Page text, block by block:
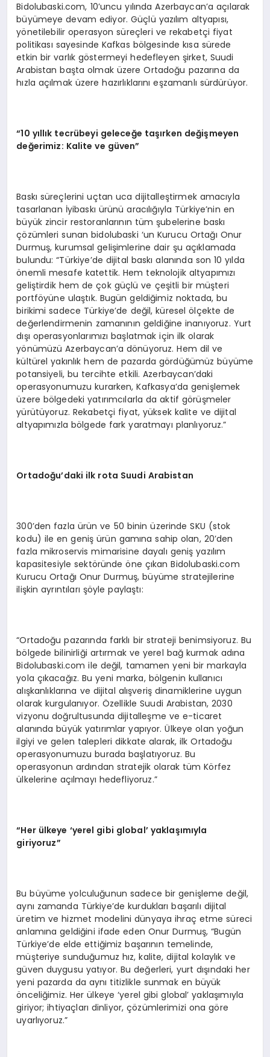
Bidolubaski.com, 10’uncu yılında Azerbaycan’a açılarak
büyümeye devam ediyor. Güçlü yazılım altyapısı,
yönetilebilir operasyon süreçleri ve rekabetçi fiyat
politikası sayesinde Kafkas bölgesinde kısa sürede
etkin bir varlık göstermeyi hedefleyen şirket, Suudi
Arabistan başta olmak üzere Ortadoğu pazarına da
hızla açılmak üzere hazırlıklarını eşzamanlı sürdürüyor.
“10 yıllık tecrübeyi geleceğe taşırken değişmeyen
değerimiz: Kalite ve güven”
Baskı süreçlerini uçtan uca dijitalleştirmek amacıyla
tasarlanan İyibaskı ürünü aracılığıyla Türkiye’nin en
büyük zincir restoranlarının tüm şubelerine baskı
çözümleri sunan bidolubaski ‘un Kurucu Ortağı Onur
Durmuş, kurumsal gelişimlerine dair şu açıklamada
bulundu: “Türkiye’de dijital baskı alanında son 10 yılda
önemli mesafe katettik. Hem teknolojik altyapımızı
geliştirdik hem de çok güçlü ve çeşitli bir müşteri
portföyüne ulaştık. Bugün geldiğimiz noktada, bu
birikimi sadece Türkiye’de değil, küresel ölçekte de
değerlendirmenin zamanının geldiğine inanıyoruz. Yurt
dışı operasyonlarımızı başlatmak için ilk olarak
yönümüzü Azerbaycan’a dönüyoruz. Hem dil ve
kültürel yakınlık hem de pazarda gördüğümüz büyüme
potansiyeli, bu tercihte etkili. Azerbaycan’daki
operasyonumuzu kurarken, Kafkasya’da genişlemek
üzere bölgedeki yatırımcılarla da aktif görüşmeler
yürütüyoruz. Rekabetçi fiyat, yüksek kalite ve dijital
altyapımızla bölgede fark yaratmayı planlıyoruz.”
Ortadoğu’daki ilk rota Suudi Arabistan
300’den fazla ürün ve 50 binin üzerinde SKU (stok
kodu) ile en geniş ürün gamına sahip olan, 20’den
fazla mikroservis mimarisine dayalı geniş yazılım
kapasitesiyle sektöründe öne çıkan Bidolubaski.com
Kurucu Ortağı Onur Durmuş, büyüme stratejilerine
ilişkin ayrıntıları şöyle paylaştı:
“Ortadoğu pazarında farklı bir strateji benimsiyoruz. Bu
bölgede bilinirliği artırmak ve yerel bağ kurmak adına
Bidolubaski.com ile değil, tamamen yeni bir markayla
yola çıkacağız. Bu yeni marka, bölgenin kullanıcı
alışkanlıklarına ve dijital alışveriş dinamiklerine uygun
olarak kurgulanıyor. Özellikle Suudi Arabistan, 2030
vizyonu doğrultusunda dijitalleşme ve e-ticaret
alanında büyük yatırımlar yapıyor. Ülkeye olan yoğun
ilgiyi ve gelen talepleri dikkate alarak, ilk Ortadoğu
operasyonumuzu burada başlatıyoruz. Bu
operasyonun ardından stratejik olarak tüm Körfez
ülkelerine açılmayı hedefliyoruz.”
“Her ülkeye ‘yerel gibi global’ yaklaşımıyla
giriyoruz”
Bu büyüme yolculuğunun sadece bir genişleme değil,
aynı zamanda Türkiye’de kurdukları başarılı dijital
üretim ve hizmet modelini dünyaya ihraç etme süreci
anlamına geldiğini ifade eden Onur Durmuş, “Bugün
Türkiye’de elde ettiğimiz başarının temelinde,
müşteriye sunduğumuz hız, kalite, dijital kolaylık ve
güven duygusu yatıyor. Bu değerleri, yurt dışındaki her
yeni pazarda da aynı titizlikle sunmak en büyük
önceliğimiz. Her ülkeye ‘yerel gibi global’ yaklaşımıyla
giriyor; ihtiyaçları dinliyor, çözümlerimizi ona göre
uyarlıyoruz.”